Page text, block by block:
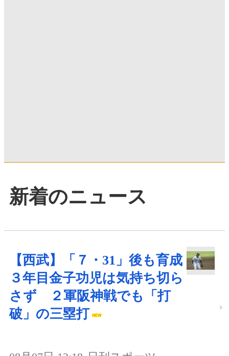
新着のニュース
【西武】「７・31」後も育成
３年目金子功児は気持ち切ら
さず ２軍阪神戦でも「打
破」の三塁打